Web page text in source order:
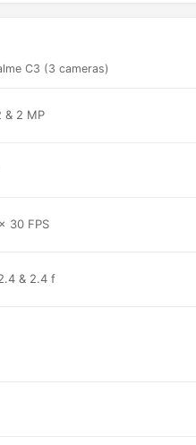
C3 (3 cameras)
& 2 MP
30 FPS
& 2.4 f